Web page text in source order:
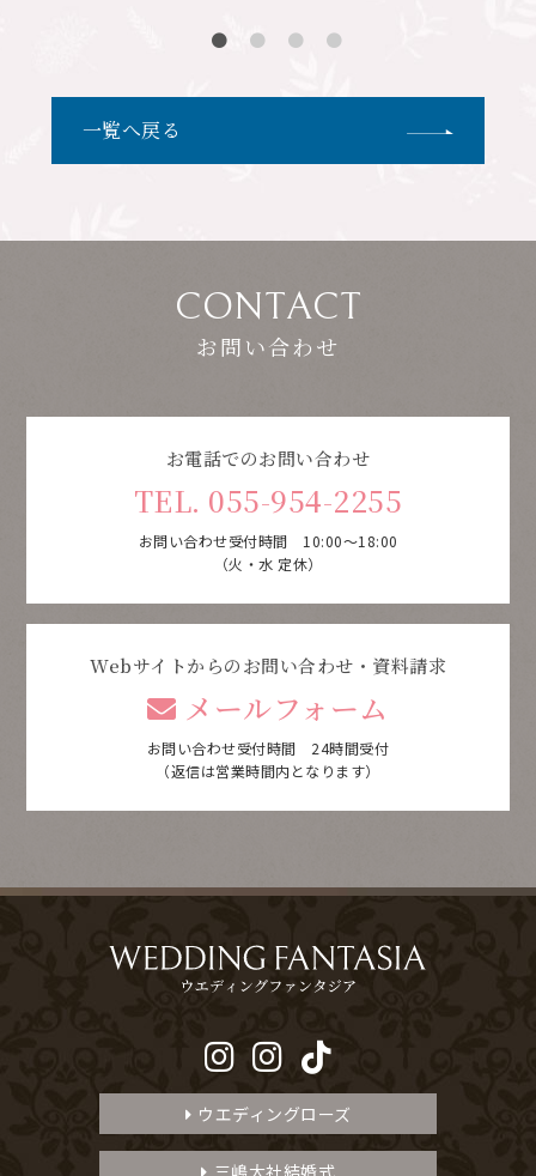
一覧へ戻る
CONTACT
お問い合わせ
お電話でのお問い合わせ
TEL. 055-954-2255
お問い合わせ受付時間 10:00～18:00
（火・水 定休）
Webサイトからのお問い合わせ・資料請求
メールフォーム
お問い合わせ受付時間 24時間受付
（返信は営業時間内となります）
ウエディングローズ